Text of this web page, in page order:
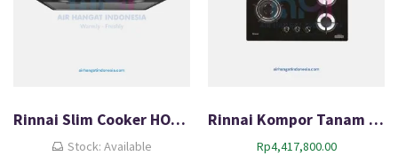
Rinnai Slim Cooker HOOD RH-127B
Stock: Available
Rinnai Kompor Tanam Gas (HOB) RB-73TG
Rp4,417,800.00